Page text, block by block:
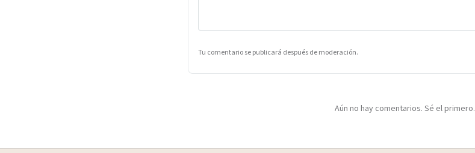
Tu comentario se publicará después de moderación.
Aún no hay comentarios. Sé el primero.